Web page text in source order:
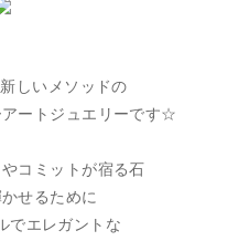
しいメソッドの
ートジュエリーです☆
コミットが宿る石
せるために
でエレガントな